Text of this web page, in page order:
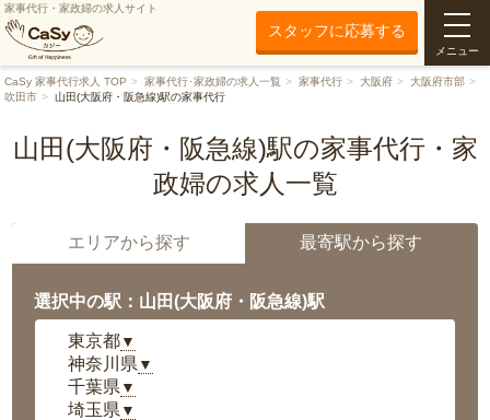
家事代行・家政婦の求人サイト
スタッフに応募する
メニュー
CaSy 家事代行求人 TOP 家事代行･家政婦の求人一覧 家事代行 大阪府
大阪府市部
吹田市
山田(大阪府・阪急線)駅の家事代行
山田(大阪府・阪急線)駅の家事代行・家
政婦の求人一覧
エリアから探す 最寄駅から探す
選択中の駅：山田(大阪府・阪急線)駅
東京都▼
神奈川県 ▼
千葉県 ▼
埼玉県 ▼